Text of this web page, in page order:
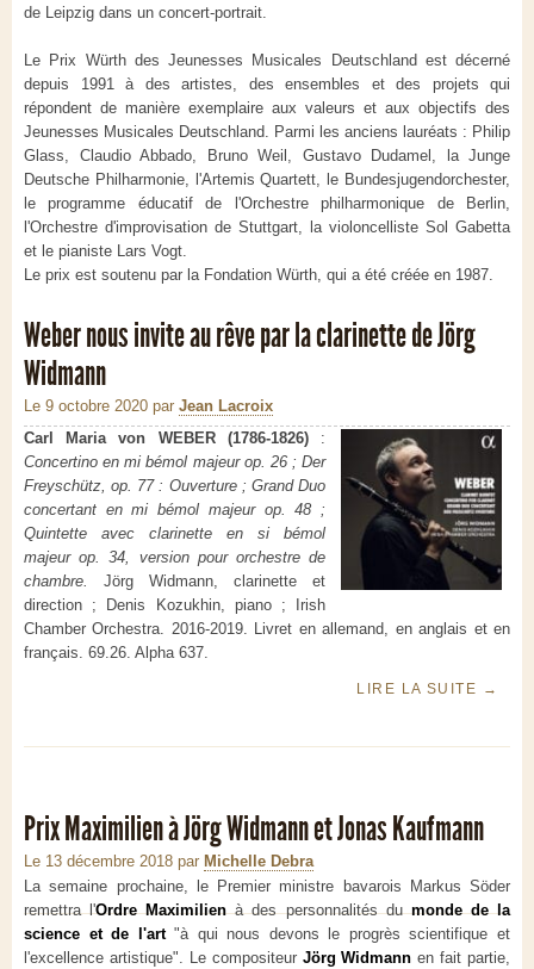
de Leipzig dans un concert-portrait.
Le Prix Würth des Jeunesses Musicales Deutschland est décerné
depuis 1991 à des artistes, des ensembles et des projets qui
répondent de manière exemplaire aux valeurs et aux objectifs des
Jeunesses Musicales Deutschland. Parmi les anciens lauréats : Philip
Glass, Claudio Abbado, Bruno Weil, Gustavo Dudamel, la Junge
Deutsche Philharmonie, l'Artemis Quartett, le Bundesjugendorchester,
le programme éducatif de l'Orchestre philharmonique de Berlin,
l'Orchestre d'improvisation de Stuttgart, la violoncelliste Sol Gabetta
et le pianiste Lars Vogt.
Le prix est soutenu par la Fondation Würth, qui a été créée en 1987.
Weber nous invite au rêve par la clarinette de Jörg
Widmann
Le 9 octobre 2020 par Jean Lacroix
Carl Maria von WEBER (1786-1826) :
Concertino en mi bémol majeur op. 26 ; Der
Freyschütz, op. 77 : Ouverture ; Grand Duo
concertant en mi bémol majeur op. 48 ;
Quintette avec clarinette en si bémol
majeur op. 34, version pour orchestre de
chambre. Jörg Widmann, clarinette et
direction ; Denis Kozukhin, piano ; Irish
Chamber Orchestra. 2016-2019. Livret en allemand, en anglais et en
français. 69.26. Alpha 637.
LIRE LA SUITE →
Prix Maximilien à Jörg Widmann et Jonas Kaufmann
Le 13 décembre 2018 par Michelle Debra
La semaine prochaine, le Premier ministre bavarois Markus Söder
remettra l'Ordre Maximilienà des personnalités dumonde de la
science et de l'art"à qui nous devons le progrès scientifique et
l'excellence artistique". Le compositeur Jörg Widmann en fait partie,